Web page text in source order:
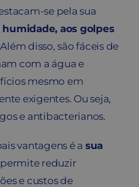
se pela sua
aos golpes
disso, são fáceis de
com a água e
mesmo em
exigentes. Ou seja,
e antibacterianos.
vantagens é a sua
permite reduzir
e custos de